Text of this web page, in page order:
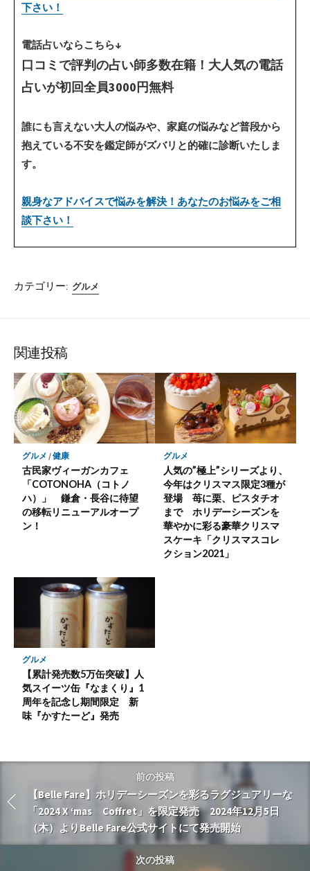
下さい！
電話占いならこちら↓
口コミで評判の占い師多数在籍！大人気の電話
占いが初回全員3000円無料
誰にも言えない大人の悩みや、家庭の悩みなど普段から
抱えている不安を鑑定師がズバリと的確に診断いたしま
す。
親身なアドバイスで悩みを解決！あなたのお悩みをご相
談下さい！
カテゴリー: グルメ
関連投稿
グルメ /健康
古民家ヴィーガンカフェ
「COTONOHA（コトノ
ハ）」 鎌倉・長谷に待望
の移転リニューアルオープ
ン！
グルメ
人気の”極上”シリーズより、
今年はクリスマス限定3種が
登場 苺に栗、ピスタチオ
まで ホリデーシーズンを
華やかに彩る豪華クリスマ
スケーキ「クリスマスコレ
クション2021」
グルメ
【累計発売数5万缶突破】人
気スイーツ缶『なまくり』1
周年を記念し期間限定 新
味『かすたーど』発売
前の投稿
【Belle Fare】ホリデーシーズンを彩るラグジュアリーな
「2024 X ‘mas Coffret」を限定発売 2024年12月5日
（木）よりBelle Fare公式サイトにて発売開始
次の投稿